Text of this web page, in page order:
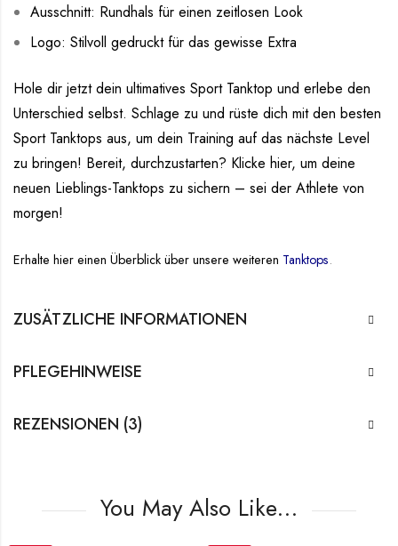
Ausschnitt: Rundhals für einen zeitlosen Look
Logo: Stilvoll gedruckt für das gewisse Extra
Hole dir jetzt dein ultimatives Sport Tanktop und erlebe den
Unterschied selbst. Schlage zu und rüste dich mit den besten
Sport Tanktops aus, um dein Training auf das nächste Level
zu bringen! Bereit, durchzustarten? Klicke hier, um deine
neuen Lieblings-Tanktops zu sichern – sei der Athlete von
morgen!
Erhalte hier einen Überblick über unsere weiteren Tanktops.
ZUSÄTZLICHE INFORMATIONEN
PFLEGEHINWEISE
REZENSIONEN (3)
You May Also Like…